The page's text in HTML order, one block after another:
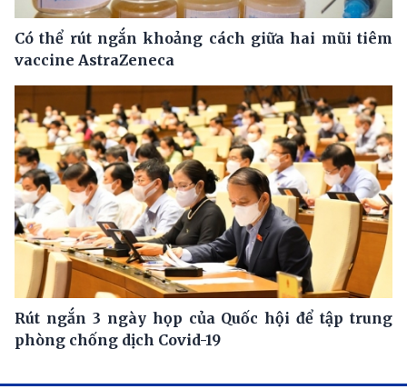
Có thể rút ngắn khoảng cách giữa hai mũi tiêm
vaccine AstraZeneca
Rút ngắn 3 ngày họp của Quốc hội để tập trung
phòng chống dịch Covid-19